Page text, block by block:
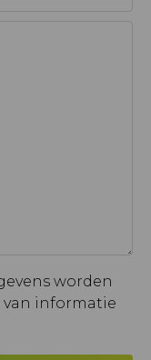
worden
van informatie